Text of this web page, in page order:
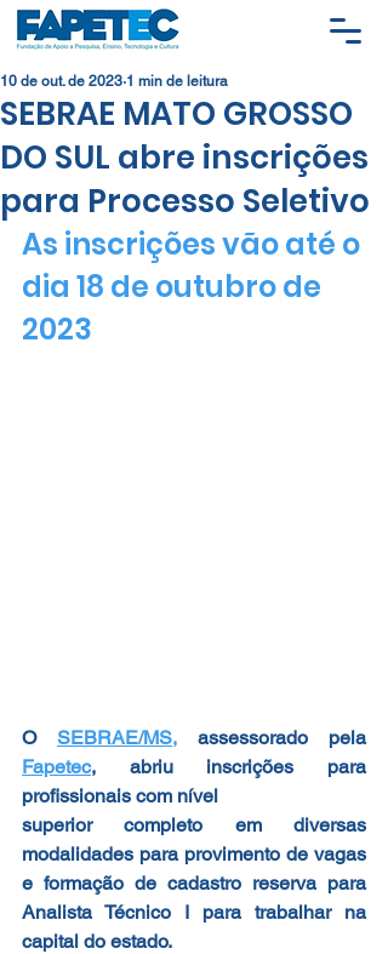
SEBRAE MATO GROSSO
DO SUL abre inscrições
para Processo Seletivo
10 de out. de 2023 1 min de leitura
As inscrições vão até o
dia 18 de outubro de
2023
O SEBRAE/MS,
assessorado pela
Fapetec, abriu inscrições para
profissionais com nível
superior completo em diversas
modalidades para provimento de vagas
e formação de cadastro reserva para
Analista Técnico I para trabalhar na
capital do estado.